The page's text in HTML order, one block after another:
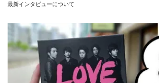
最新インタビューについて